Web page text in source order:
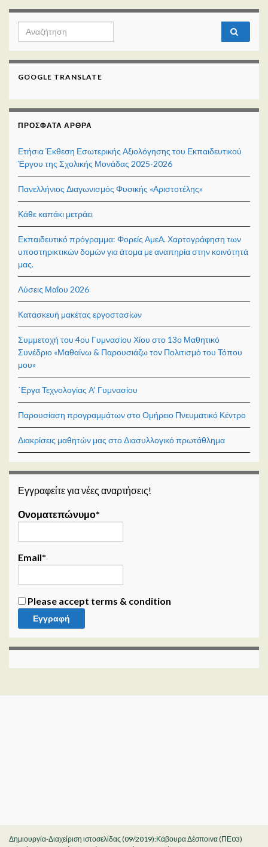
Search for:
GOOGLE TRANSLATE
ΠΡΌΣΦΑΤΑ ΆΡΘΡΑ
Ετήσια Έκθεση Εσωτερικής Αξιολόγησης του Εκπαιδευτικού
Έργου της Σχολικής Μονάδας 2025-2026
Πανελλήνιος Διαγωνισμός Φυσικής «Αριστοτέλης»
Κάθε καπάκι μετράει
Εκπαιδευτικό πρόγραμμα: Φορείς ΑμεΑ. Χαρτογράφηση των
υποστηρικτικών δομών για άτομα με αναπηρία στην κοινότητά
μας.
Λύσεις Μαΐου 2026
Κατασκευή μακέτας εργοστασίων
Συμμετοχή του 4ου Γυμνασίου Χίου στο 13ο Μαθητικό
Συνέδριο «Μαθαίνω & Παρουσιάζω τον Πολιτισμό του Τόπου
μου»
΄Εργα Τεχνολογίας Α’ Γυμνασίου
Παρουσίαση προγραμμάτων στο Ομήρειο Πνευματικό Κέντρο
Διακρίσεις μαθητών μας στο Διασυλλογικό πρωτάθλημα
Εγγραφείτε για νέες αναρτήσεις!
Ονοματεπώνυμο*
Email*
Please accept terms & condition
Δημιουργία-Διαχείριση ιστοσελίδας (09/2019):Κάβουρα Δέσποινα (ΠΕ03)